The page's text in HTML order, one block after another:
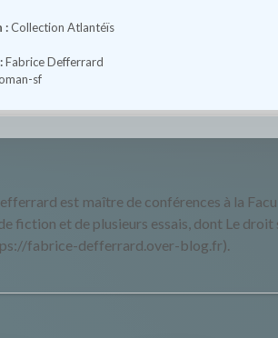
:Collection Atlantéïs
Fabrice Defferrard
sf
est maître de conférences à la
fiction et de plusieurs essais, dont Le
fabrice-defferrard.over-blog.fr).